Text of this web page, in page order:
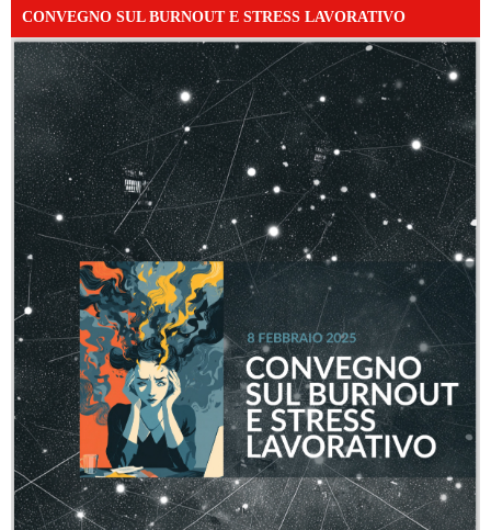
CONVEGNO SUL BURNOUT E STRESS LAVORATIVO